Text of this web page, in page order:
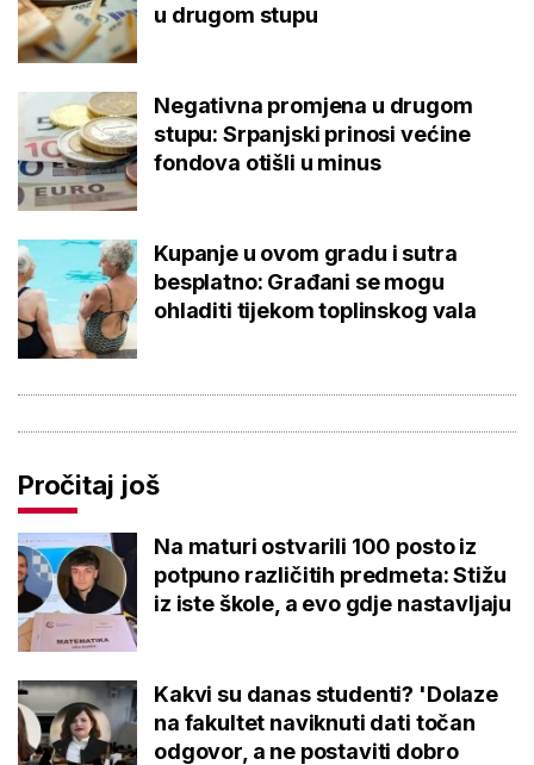
u drugom stupu
Negativna promjena u drugom
stupu: Srpanjski prinosi većine
fondova otišli u minus
Kupanje u ovom gradu i sutra
besplatno: Građani se mogu
ohladiti tijekom toplinskog vala
Pročitaj još
Na maturi ostvarili 100 posto iz
potpuno različitih predmeta: Stižu
iz iste škole, a evo gdje nastavljaju
Kakvi su danas studenti? 'Dolaze
na fakultet naviknuti dati točan
odgovor, a ne postaviti dobro